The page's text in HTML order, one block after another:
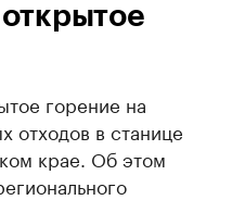
горение на
отходов в станице
крае. Об этом